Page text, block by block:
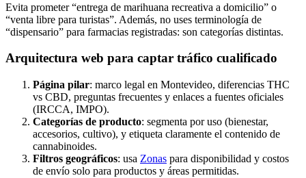
Evita prometer “entrega de marihuana recreativa a domicilio” o
“venta libre para turistas”. Además, no uses terminología de
“dispensario” para farmacias registradas: son categorías distintas.
Arquitectura web para captar tráfico cualificado
Página pilar: marco legal en Montevideo, diferencias THC
vs CBD, preguntas frecuentes y enlaces a fuentes oficiales
(IRCCA, IMPO).
Categorías de producto: segmenta por uso (bienestar,
accesorios, cultivo), y etiqueta claramente el contenido de
cannabinoides.
Filtros geográficos: usa Zonas para disponibilidad y costos
de envío solo para productos y áreas permitidas.